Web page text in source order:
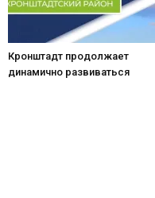
Кронштадт продолжает
динамично развиваться